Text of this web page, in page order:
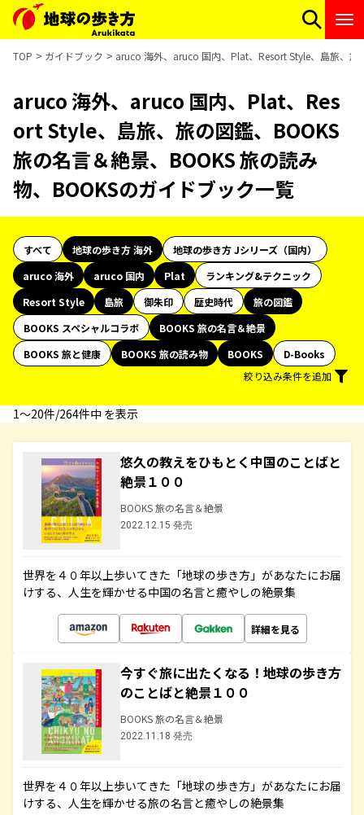
TOP ガイドブック aruco 海外、aruco 国内、Plat、Resort Style、島旅、旅
aruco 海外、aruco 国内、Plat、Res
ort Style、島旅、旅の図鑑、BOOKS
旅の名言＆絶景、BOOKS 旅の読み
物、BOOKSのガイドブック一覧
すべて 地球の歩き方 海外
地球の歩き方 Jシリーズ（国内）
aruco 海外
aruco 国内 Plat
ランキング&テクニック
Resort Style
島旅 御朱印 歴史時代
旅の図鑑
BOOKS スペシャルコラボ
BOOKS 旅の名言＆絶景
BOOKS 旅と健康
BOOKS 旅の読み物 BOOKS
D-Books
絞り込み条件を追加
1〜20件/264件中 を表示
悠久の教えをひもとく中国のことばと
絶景１００
BOOKS 旅の名言＆絶景
2022.12.15 発売
世界を４０年以上歩いてきた「地球の歩き方」があなたにお届
けする、人生を輝かせる中国の名言と癒やしの絶景集
詳細を見る
今すぐ旅に出たくなる！地球の歩き方
のことばと絶景１００
BOOKS 旅の名言＆絶景
2022.11.18 発売
世界を４０年以上歩いてきた「地球の歩き方」があなたにお届
けする、人生を輝かせる旅の名言と癒やしの絶景集